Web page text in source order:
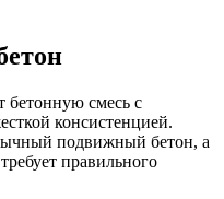
бетонную смесь с
консистенцией.
подвижный бетон, а
правильного